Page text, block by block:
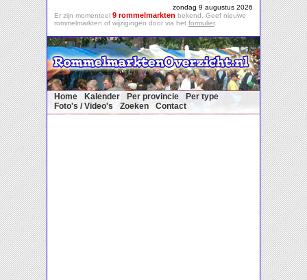
zondag 9 augustus 2026
Er zijn momenteel 9 rommelmarkten bekend. Geef nieuwe
rommelmarkten of wijzigingen door via het formulier.
Home Kalender Per provincie
Per type
Foto's / Video's
Zoeken Contact